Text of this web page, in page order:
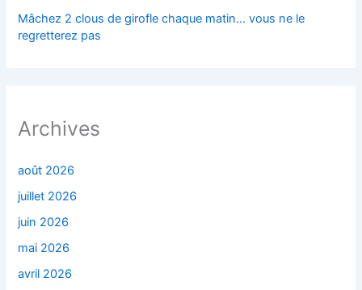
Mâchez 2 clous de girofle chaque matin… vous ne le
regretterez pas
Archives
août 2026
juillet 2026
juin 2026
mai 2026
avril 2026